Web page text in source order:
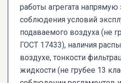
работы агрегата напрямую
соблюдения условий
подаваемого воздуха (не
ГОСТ 17433), наличия
воздухе, тонкости
жидкости (не грубее 13